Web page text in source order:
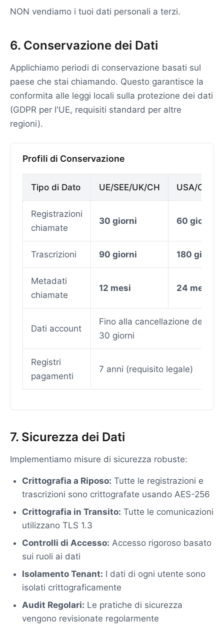
NON vendiamo i tuoi dati personali a terzi.
6. Conservazione dei Dati
Applichiamo periodi di conservazione basati sul
paese che stai chiamando. Questo garantisce la
conformita alle leggi locali sulla protezione dei dati
(GDPR per l'UE, requisiti standard per altre
regioni).
Profili di Conservazione
Tipo di Dato UE/SEE/UK/CH USA/CA/
Registrazioni
chiamate
30 giorni 60 giorni
Trascrizioni 90 giorni 180 giorni
Metadati
chiamate
12 mesi 24 mesi
Dati account
Fino alla cancellazione
30 giorni
Registri
pagamenti
7 anni (requisito legale)
7. Sicurezza dei Dati
Implementiamo misure di sicurezza robuste:
Crittografia a Riposo: Tutte le registrazioni e
trascrizioni sono crittografate usando AES-256
Crittografia in Transito: Tutte le comunicazioni
utilizzano TLS 1.3
Controlli di Accesso: Accesso rigoroso basato
sui ruoli ai dati
Isolamento Tenant: I dati di ogni utente sono
isolati crittograficamente
Audit Regolari: Le pratiche di sicurezza
vengono revisionate regolarmente